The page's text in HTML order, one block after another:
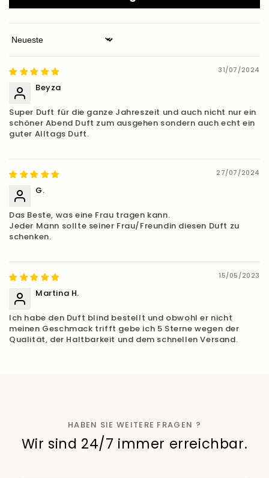
Sort by
31/07/2024
Beyza
Super Duft für die ganze Jahreszeit und auch nicht nur ein
schöner Abend Duft zum ausgehen sondern auch echt ein
guter Alltags Duft.
27/07/2024
G.
Das Beste, was eine Frau tragen kann.
Jeder Mann sollte seiner Frau/Freundin diesen Duft zu
schenken.
15/05/2023
Martina H.
Ich habe den Duft blind bestellt und obwohl er nicht
meinen Geschmack trifft gebe ich 5 Sterne wegen der
Qualität, der Haltbarkeit und dem schnellen Versand.
HABEN SIE WEITERE FRAGEN ?
Wir sind 24/7 immer erreichbar.